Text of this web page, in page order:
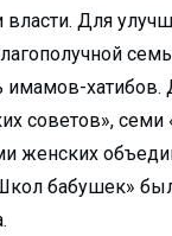
Для
хатибов.
советов», семи
женских
бабушек»